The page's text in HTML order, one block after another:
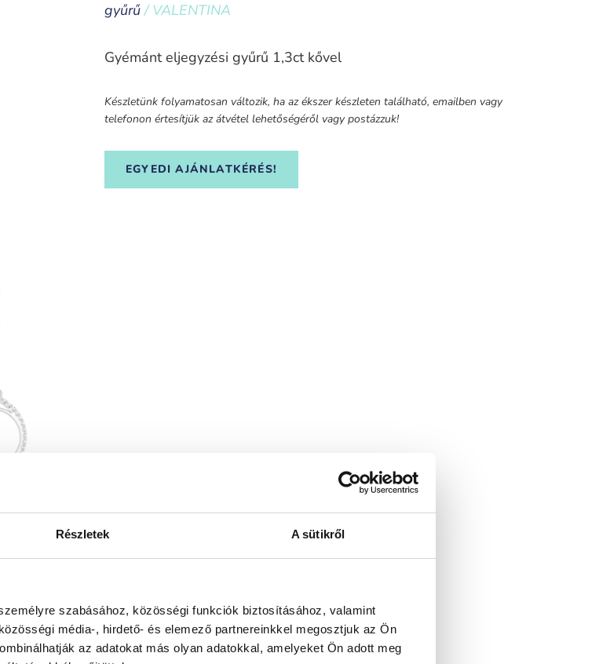
Részletek A sütikről
szabásához, közösségi funkciók biztosításához, valamint
média-, hirdető- és elemező partnereinkkel megosztjuk az Ön
az adatokat más olyan adatokkal, amelyeket Ön adott meg
gyűrű/ VALENTINA
Gyémánt eljegyzési gyűrű 1,3ct kővel
Készletünk folyamatosan változik, ha az ékszer készleten található, emailben vagy
telefonon értesítjük az átvétel lehetőségéről vagy postázzuk!
EGYEDI AJÁNLATKÉRÉS!
és gyártás Kizárólag prémium minőség